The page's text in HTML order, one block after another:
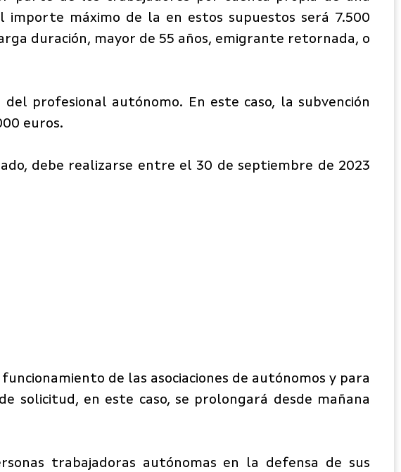
importe máximo de la en estos supuestos será 7.500
duración, mayor de 55 años, emigrante retornada, o
profesional autónomo. En este caso, la subvención
euros.
debe realizarse entre el 30 de septiembre de 2023
de las asociaciones de autónomos y para
solicitud, en este caso, se prolongará desde mañana
trabajadoras autónomas en la defensa de sus